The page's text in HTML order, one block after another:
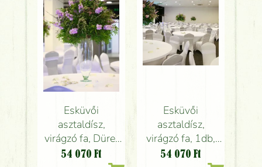
Esküvői
asztaldísz,
virágzó fa, Dürer
rendezvényház
54 070 Ft
Esküvői
asztaldísz,
virágzó fa, 1db,
Dürer
54 070 Ft